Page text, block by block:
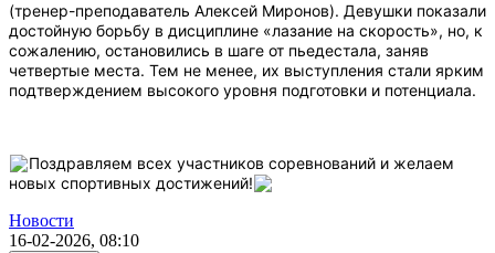
(тренер-преподаватель Алексей Миронов). Девушки показали
достойную борьбу в дисциплине «лазание на скорость», но, к
сожалению, остановились в шаге от пьедестала, заняв
четвертые места. Тем не менее, их выступления стали ярким
подтверждением высокого уровня подготовки и потенциала.
Поздравляем всех участников соревнований и желаем
новых спортивных достижений!
Новости
16-02-2026, 08:10